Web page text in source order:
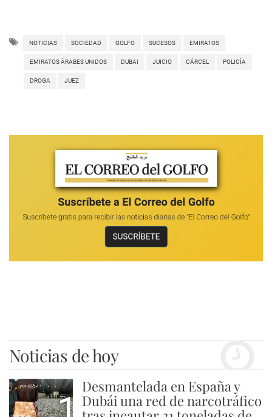
NOTICIAS SOCIEDAD GOLFO SUCESOS EMIRATOS
EMIRATOS ÁRABES UNIDOS DUBAI JUICIO CÁRCEL POLICÍA
DROGA JUEZ
Noticias de hoy
Desmantelada en España y
Dubái una red de narcotráfico